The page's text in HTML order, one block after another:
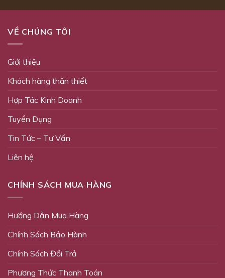
VỀ CHÚNG TÔI
Giới thiệu
Khách hàng thân thiết
Hợp Tác Kinh Doanh
Tuyển Dụng
Tin Tức – Tư Vấn
Liên hệ
CHÍNH SÁCH MUA HÀNG
Hướng Dẫn Mua Hàng
Chính Sách Bảo Hành
Chính Sách Đổi Trả
Phương Thức Thanh Toán